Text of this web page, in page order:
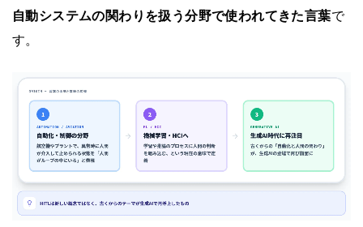
自動システムの関わりを扱う分野で使われてきた言葉で
す。